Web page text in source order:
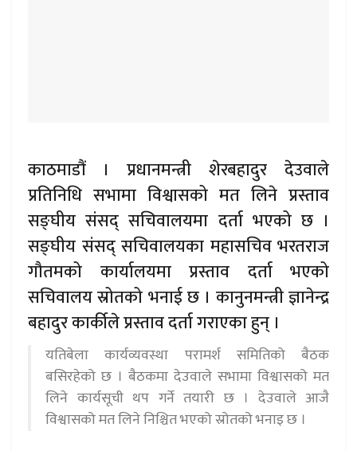
काठमाडौं । प्रधानमन्त्री शेरबहादुर देउवाले
प्रतिनिधि सभामा विश्वासको मत लिने प्रस्ताव
सङ्घीय संसद् सचिवालयमा दर्ता भएको छ ।
सङ्घीय संसद् सचिवालयका महासचिव भरतराज
गौतमको कार्यालयमा प्रस्ताव दर्ता भएको
सचिवालय स्रोतको भनाई छ । कानुनमन्त्री ज्ञानेन्द्र
बहादुर कार्कीले प्रस्ताव दर्ता गराएका हुन् ।
यतिबेला कार्यव्यवस्था परामर्श समितिको बैठक
बसिरहेको छ । बैठकमा देउवाले सभामा विश्वासको मत
लिने कार्यसूची थप गर्ने तयारी छ । देउवाले आजै
विश्वासको मत लिने निश्चित भएको स्रोतको भनाइ छ ।